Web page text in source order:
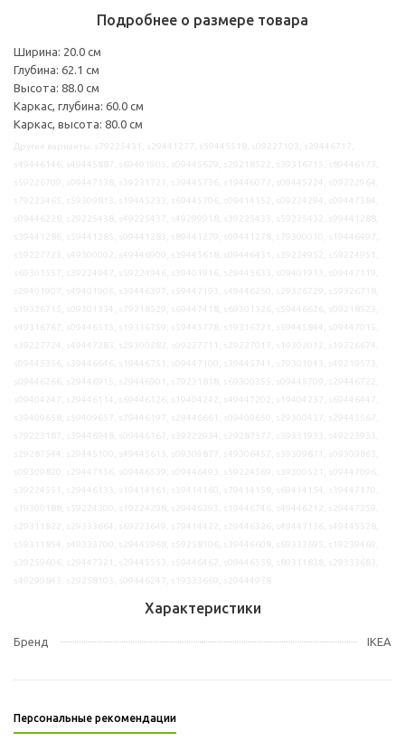
Подробнее о размере товара
Ширина: 20.0 см
Глубина: 62.1 см
Высота: 88.0 см
Каркас, глубина: 60.0 см
Каркас, высота: 80.0 см
Характеристики
Бренд IKEA
Персональные рекомендации